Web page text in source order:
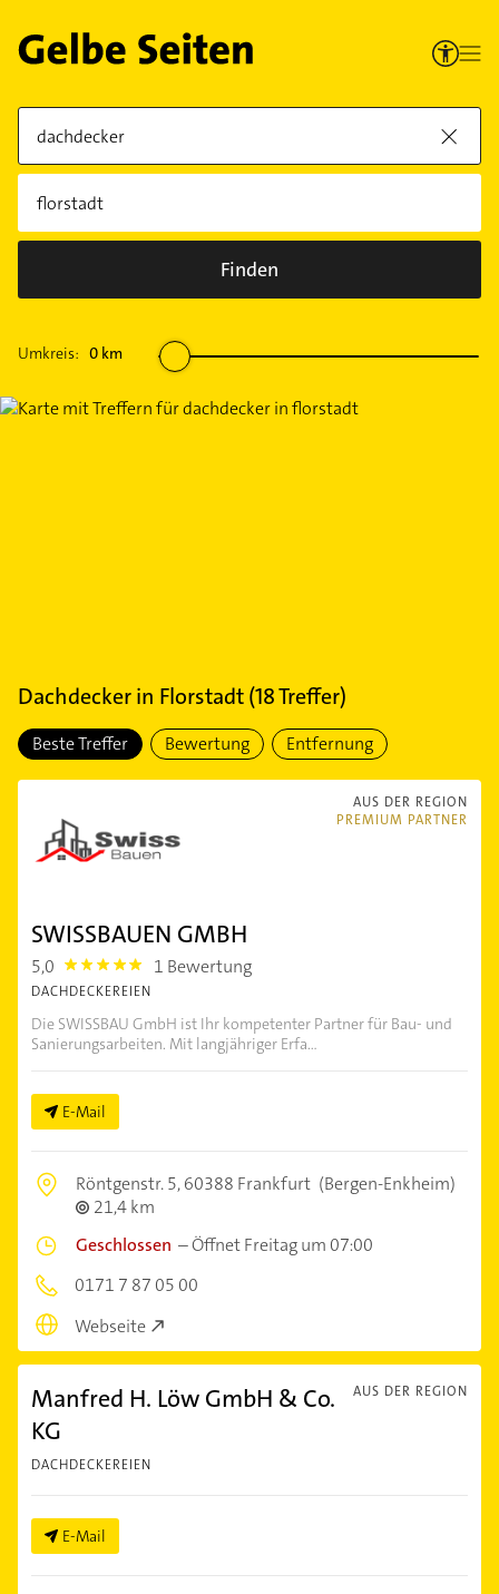
Finden
Umkreis: 0 km
Dachdeckerin Florstadt(18Treffer)
Beste Treffer Bewertung Entfernung
AUS DER REGION
PREMIUM PARTNER
SWISSBAUEN GMBH
5,0 5.0 1 Bewertung
DACHDECKEREIEN
Die SWISSBAU GmbH ist Ihr kompetenter Partner für Bau- und
Sanierungsarbeiten. Mit langjähriger Erfa...
E-Mail
Röntgenstr. 5,60388 Frankfurt (Bergen-Enkheim)
21,4 km
Geschlossen –Öffnet Freitag um 07:00
0171 7 87 05 00
Webseite
AUS DER REGION
Manfred H. Löw GmbH & Co.
KG
DACHDECKEREIEN
E-Mail